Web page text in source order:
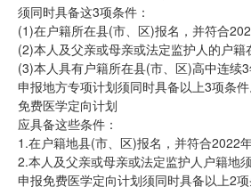
须同时具备这3项条件：
(1)在户籍所在县(市、区)报名，并符合
(2)本人及父亲或母亲或法定监护人的户
(3)本人具有户籍所在县(市、区)高中连续3
申报地方专项计划须同时具备以上3项条件
免费医学定向计划
应具备这些条件：
1.在户籍地县(市、区)报名，并符合2022
2.本人及父亲或母亲或法定监护人户籍地
申报免费医学定向计划须同时具备以上2项